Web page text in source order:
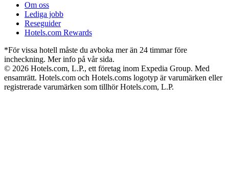
Om oss
Lediga jobb
Reseguider
Hotels.com Rewards
*För vissa hotell måste du avboka mer än 24 timmar före
incheckning. Mer info på vår sida.
© 2026 Hotels.com, L.P., ett företag inom Expedia Group. Med
ensamrätt. Hotels.com och Hotels.coms logotyp är varumärken eller
registrerade varumärken som tillhör Hotels.com, L.P.